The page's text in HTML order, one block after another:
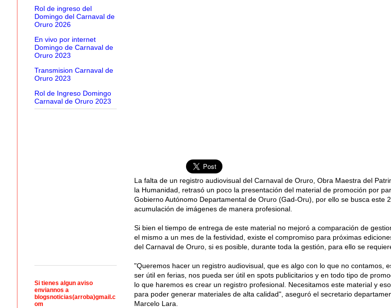
La falta de un registro audiovisual del Carnaval de Oruro, Obra Maestra del
la Humanidad, retrasó un poco la presentación del material de promoción por
Gobierno Autónomo Departamental de Oruro (Gad-Oru), por ello se busca este
acumulación de imágenes de manera profesional.
Si bien el tiempo de entrega de este material no mejoró a comparación de
el mismo a un mes de la festividad, existe el compromiso para próximas
del Carnaval de Oruro, si es posible, durante toda la gestión, para ello se
"Queremos hacer un registro audiovisual, que es algo con lo que no contamos,
ser útil en ferias, nos pueda ser útil en spots publicitarios y en todo tipo de
lo que haremos es crear un registro profesional. Necesitamos este material y
para poder generar materiales de alta calidad", aseguró el secretario
Marcelo Lara.
Rol de ingreso del
Domingo del Carnaval de
Oruro 2026
En vivo por internet
Domingo de Carnaval de
Oruro 2023
Transmision Carnaval de
Oruro 2023
Rol de Ingreso Domingo
Carnaval de Oruro 2023
Si tienes algun aviso
enviannos a
blogsnoticias(arroba)gmail.c
om